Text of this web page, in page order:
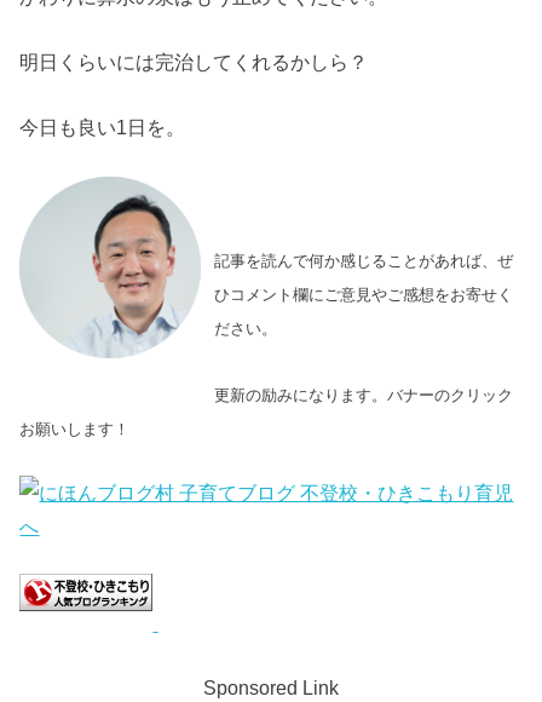
明日くらいには完治してくれるかしら？
今日も良い1日を。
記事を読んで何か感じることがあれば、ぜ
ひコメント欄にご意見やご感想をお寄せく
ださい。
更新の励みになります。バナーのクリック
お願いします！
Sponsored Link